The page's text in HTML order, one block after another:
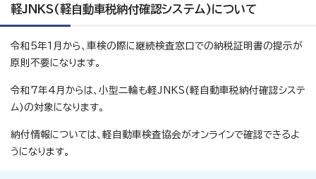
軽JNKS(軽自動車税納付確認システム)について
令和5年1月から、車検の際に継続検査窓口での納税証明書の提示が
原則不要になります。
令和7年4月からは、小型二輪も軽JNKS(軽自動車税納付確認システ
ム)の対象になります。
納付情報については、軽自動車検査協会がオンラインで確認できるよ
うになります。